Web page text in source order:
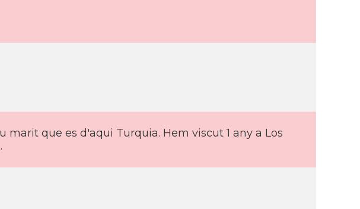
que es d'aqui Turquia. Hem viscut 1 any a Los